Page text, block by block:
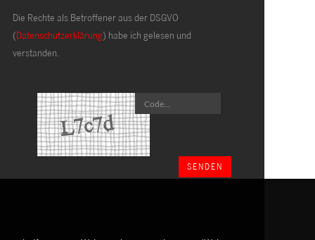
Die Rechte als Betroffener aus der DSGVO
(Datenschutzerklärung) habe ich gelesen und
verstanden.
SENDEN